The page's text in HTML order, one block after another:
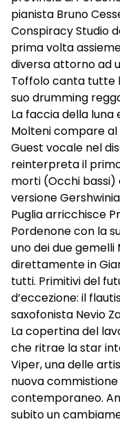
pianista Bruno
Conspiracy Studio
prima volta
diversa attorno ad
Toffolo canta tutte
suo drumming
La faccia della luna
Molteni compare al
Guest vocale nel
reinterpreta il
morti (Occhi bassi)
versione
Puglia arricchisce
Pordenone con la
uno dei due
direttamente in
tutti. Primitivi del
d’eccezione: il
saxofonista Nevio
La copertina del
che ritrae la star
Viper, una delle
nuova
contemporaneo.
subito un